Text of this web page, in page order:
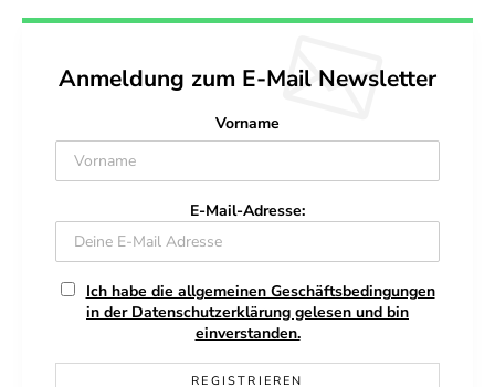
Anmeldung zum E-Mail Newsletter
Vorname
E-Mail-Adresse:
Ich habe die allgemeinen Geschäftsbedingungen
in der Datenschutzerklärung gelesen und bin
einverstanden.